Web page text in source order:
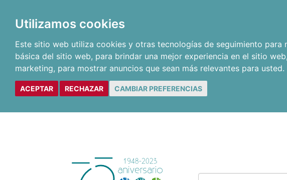
Utilizamos cookies
Este sitio web utiliza cookies y otras tecnologías de seguimiento
básica del sitio web, para brindar una mejor experiencia en el sitio web,
marketing, para mostrar anuncios que sean más relevantes para usted.
ACEPTAR RECHAZAR CAMBIAR PREFERENCIAS